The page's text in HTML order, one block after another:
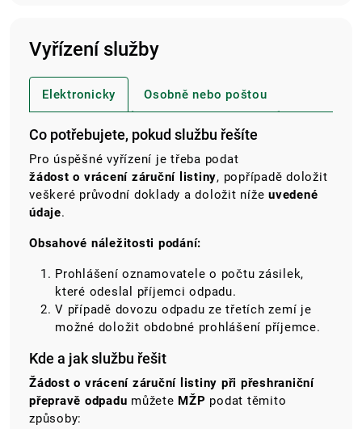
Vyřízení služby
Elektronicky Osobně nebo poštou
Co potřebujete, pokud službu řešíte
Pro úspěšné vyřízení je třeba podat
žádost o vrácení záruční listiny, popřípadě doložit
veškeré průvodní doklady adoložit níže uvedené
údaje.
Obsahové náležitosti podání:
Prohlášení oznamovatele o počtu zásilek,
které odeslal příjemci odpadu.
V případě dovozu odpadu ze třetích zemí je
možné doložit obdobné prohlášení příjemce.
Kde a jak službu řešit
Žádost o vrácení záruční listiny při přeshraniční
přepravě odpadu můžete MŽP podat těmito
způsoby: